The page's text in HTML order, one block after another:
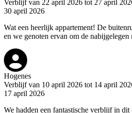
Verblijf van 22 april 2026 tot 27 april
30 april 2026
Wat een heerlijk appartement! De
en we genoten ervan om de nabijgelegen
Hogenes
Verblijf van 10 april 2026 tot 14 april
17 april 2026
We hadden een fantastische verblijf in